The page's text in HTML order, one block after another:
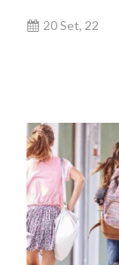
20 Set, 22